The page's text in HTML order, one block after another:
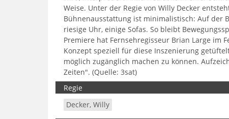
Weise. Unter der Regie von Willy Decker
Bühnenausstattung ist minimalistisch: Auf der
riesige Uhr, einige Sofas. So bleibt
Premiere hat Fernsehregisseur Brian Large im
Konzept speziell für diese Inszenierung
möglich zugänglich machen zu können.
Zeiten". (Quelle: 3sat)
Regie
Decker, Willy